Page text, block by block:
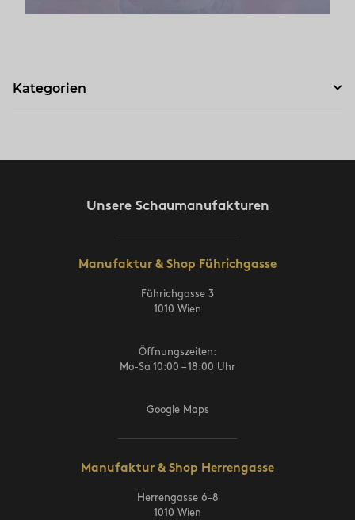
Kategorien
Unsere Schaumanufakturen
Manufaktur & Shop Führichgasse
Führichgasse 3
1010 Wien
Öffnungszeiten:
Mo-Sa 10:00 – 18:00 Uhr
Google Maps
Manufaktur & Shop Herrengasse
Herrengasse 6-8
1010 Wien